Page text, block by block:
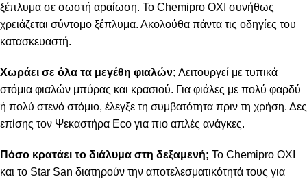
ξέπλυμα σε σωστή αραίωση. Το Chemipro OXI συνήθως
χρειάζεται σύντομο ξέπλυμα. Ακολούθα πάντα τις οδηγίες του
κατασκευαστή.
Χωράει σε όλα τα μεγέθη φιαλών; Λειτουργεί με τυπικά
στόμια φιαλών μπύρας και κρασιού. Για φιάλες με πολύ φαρδύ
ή πολύ στενό στόμιο, έλεγξε τη συμβατότητα πριν τη χρήση. Δες
επίσης τον Ψεκαστήρα Eco για πιο απλές ανάγκες.
Πόσο κρατάει το διάλυμα στη δεξαμενή; Το Chemipro OXI
και το Star San διατηρούν την αποτελεσματικότητά τους για